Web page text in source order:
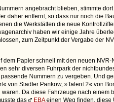
angebracht blieben, stimmte
daher entfernt, so dass nur noch die
die Werkstätten die neue
haben wir einige Jahre
zum Zeitpunkt der Vergabe der
Papier schnell mit den neuen
sehr diversen Fuhrpark der
Nummern zu vergeben. Und
von Stadler Pankow, »Talent 2« von
Da diese Fahrzeuge nach einem
das
EBAeinen Weg finden, diese